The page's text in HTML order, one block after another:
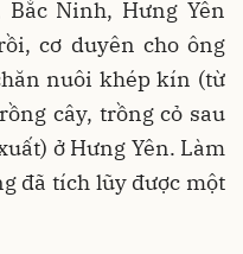
Ninh, Hưng Yên
cơ duyên cho ông
nuôi khép kín (từ
cây, trồng cỏ sau
ở Hưng Yên. Làm
đã tích lũy được một